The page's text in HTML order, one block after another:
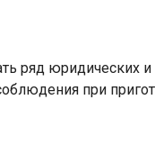
ряд юридических и
при